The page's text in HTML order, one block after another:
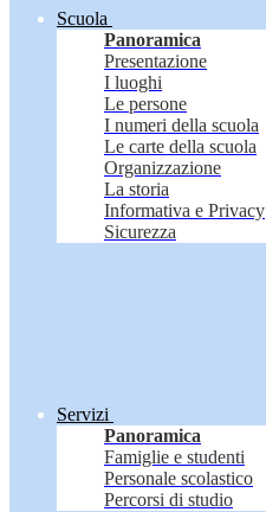
Scuola
Panoramica
Presentazione
I luoghi
Le persone
I numeri della scuola
Le carte della scuola
Organizzazione
La storia
Informativa e Privacy
Sicurezza
Servizi
Panoramica
Famiglie e studenti
Personale scolastico
Percorsi di studio